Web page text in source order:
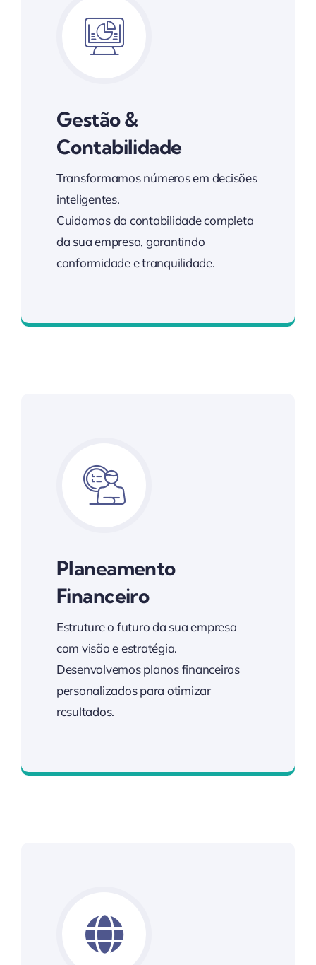
Gestão &
Contabilidade
Transformamos números em decisões
inteligentes.
Cuidamos da contabilidade completa
da sua empresa, garantindo
conformidade e tranquilidade.
Planeamento
Financeiro
Estruture o futuro da sua empresa
com visão e estratégia.
Desenvolvemos planos financeiros
personalizados para otimizar
resultados.